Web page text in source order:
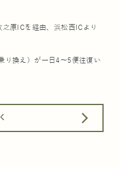
原ICを経由、浜松西ICより
り換え）が一日4～5便往復い
arrow_forward_ios